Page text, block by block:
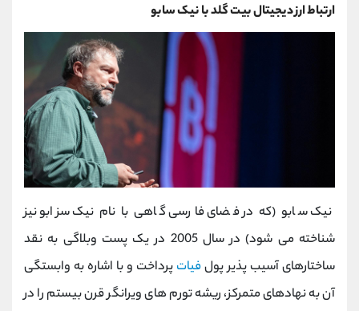
ارتباط ارز دیجیتال بیت گلد با نیک سابو
نیک سابو (که در فضای فارسی گاهی با نام نیک سزابو نیز
شناخته می ‌شود) در سال 2005 در یک پست وبلاگی به نقد
ساختارهای آسیب ‌پذیر پولفیات پرداخت و با اشاره به وابستگی
آن به نهادهای متمرکز، ریشه تورم ‌های ویرانگر قرن بیستم را در